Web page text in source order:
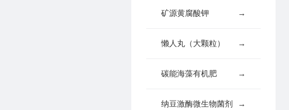
矿源黄腐酸钾 →
懒人丸（大颗粒） →
碳能海藻有机肥 →
纳豆激酶微生物菌剂 →